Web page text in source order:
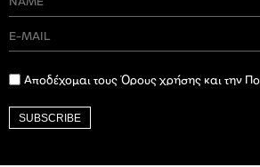
Αποδέχομαι τους Όρους χρήσης και την
SUBSCRIBE